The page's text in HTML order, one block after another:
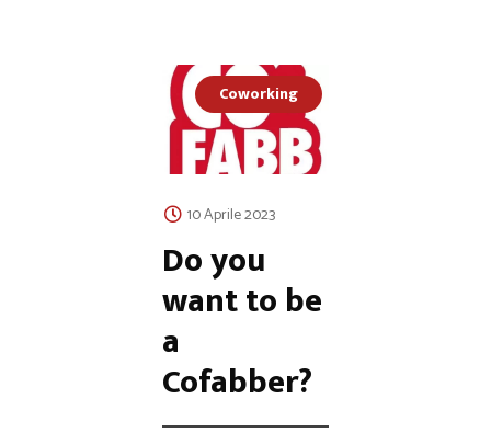
Coworking
10 Aprile 2023
Do you
want to be
a
Cofabber?